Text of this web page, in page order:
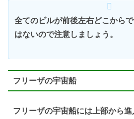
全てのビルが前後左右どこから
はないので注意しましょう。
フリーザの宇宙船
フリーザの宇宙船には上部から進